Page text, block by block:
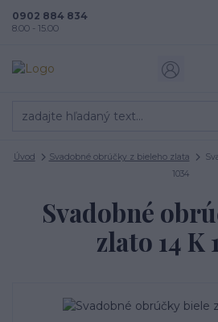
0902 884 834
8.00 - 15.00
Úvod Svadobné obrúčky z bieleho zlata
1034
Svadobné
zlato 14 K